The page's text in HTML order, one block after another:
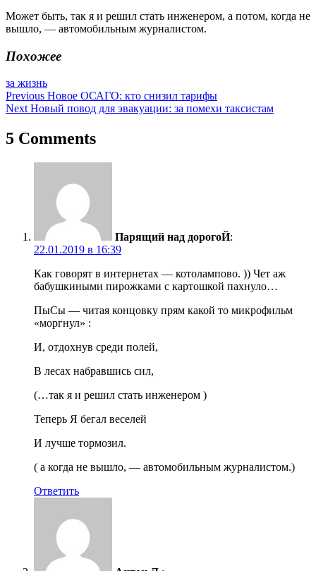
Может быть, так я и решил стать инженером, а потом, когда не
вышло, — автомобильным журналистом.
Похожее
за жизнь
Навигация
по
записям
Previous Новое ОСАГО: кто снизил тарифы
Next Новый повод для эвакуации: за помехи таксистам
5 Comments
Парящий над дорогоЙ:
22.01.2019 в 16:39
Как говорят в интернетах — котолампово. )) Чет аж
бабушкиными пирожками с картошкой пахнуло…
ПыСы — читая концовку прям какой то микрофильм
«моргнул» :
И, отдохнув среди полей,
В лесах набравшись сил,
(…так я и решил стать инженером )
Теперь Я бегал веселей
И лучше тормозил.
( а когда не вышло, — автомобильным журналистом.)
Ответить